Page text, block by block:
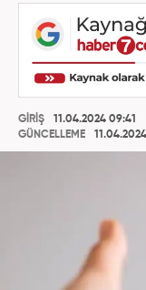
GİRİŞ
11.04.2024 09:41
GÜNCELLEME